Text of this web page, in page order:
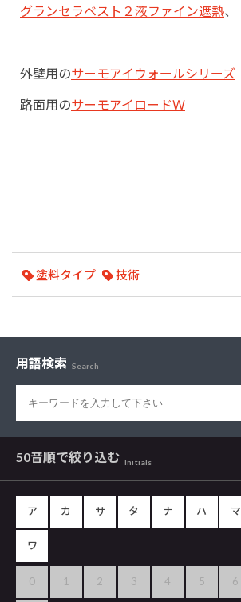
グランセラベスト２液ファイン遮熱、
外壁用のサーモアイウォールシリーズ
路面用のサーモアイロードＷ
塗料タイプ 技術
用語検索 Search
50音順で絞り込む Initials
ア カ サ タ ナ ハ マ
ワ
0 1 2 3 4 5 6